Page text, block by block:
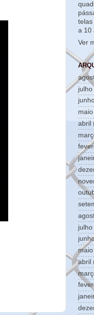
telas
a 10
Ver
julho
maio
abril
julho
maio
abril